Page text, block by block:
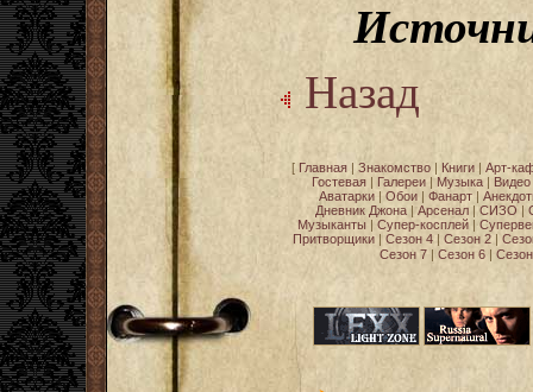
Назад
[ Главная| Знакомство| Книги| Арт-
Гостевая | Галереи | Музыка | Видео
Аватарки | Обои | Фанарт |
Дневник Джона| Арсенал| СИЗО |
Музыканты | Супер-косплей |
Притворщики | Сезон 4 | Сезон 2 |
Сезон 7| Сезон 6|